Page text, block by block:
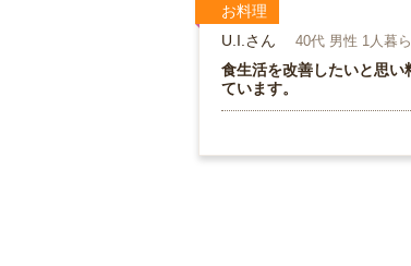
お料理
U.I.さん
40代 男性 1人暮
食生活を改善したいと思い
ています。